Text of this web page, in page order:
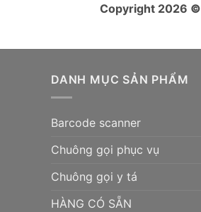
Copyright 2026 ©
DANH MỤC SẢN PHẨM
Barcode scanner
Chuông gọi phục vụ
Chuông gọi y tá
HÀNG CÓ SẴN